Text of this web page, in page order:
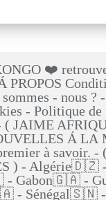
❤️
- nous ?
- Politique de
( JAIME
Á LA
à savoir. -
) -
- Gabon🇬🇦 -
Sénégal🇸🇳 -